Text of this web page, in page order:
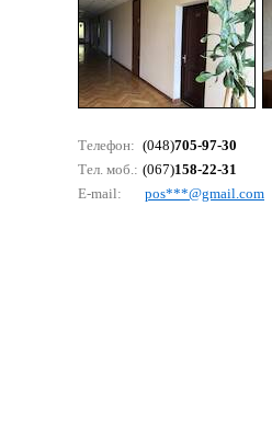
Телефон: (048)705-97-30
Тел. моб.: (067)158-22-31
E-mail:
роs***@gmаil.соm